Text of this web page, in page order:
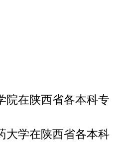
院在陕西省各本科专
大学在陕西省各本科